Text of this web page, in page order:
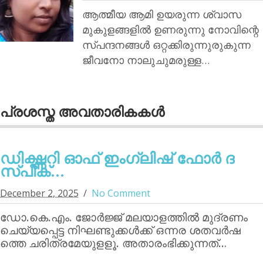
ആത്മീയ ആമി ഉയരുന്ന ശ്വാസ
മുകുളങ്ങളിൽ ഉണരുന്നു നോവിന്റെ
സ്പന്ദനങ്ങൾ ഒറ്റക്കിരുന്നുരുകുന്ന
ജീവനോ നാലുചുമരുള്ള…
പ്രശസ്ത അവതാരികകള്‍
ഡിക്ഷ്ണറി ഓഫ് ഇംഗ്ലിഷ് ഫോര്‍ ദ
സ്പീക്...
December 2, 2025 No Comment
ഡോ.കെ.എം. ജോര്‍ജ്ജ് മലയാളത്തില്‍ മുദ്രണം
ചെയ്യപ്പെട്ട നിഘണ്ടുക്കള്‍ക്ക് ഒന്നര ശതവര്‍ഷ
ത്തെ ചരിത്രമേയുളളൂ. അതാരംഭിക്കുന്നത്…